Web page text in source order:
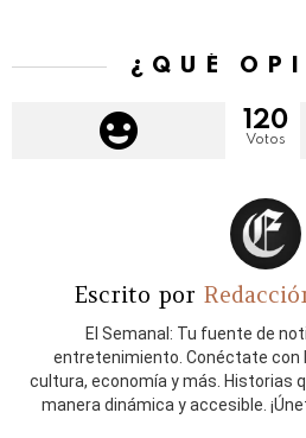
¿QUÉ
120
Votos
Escrito por
El Semanal: Tu fuente de
entretenimiento. Conéctate con
cultura, economía y más. Historias
manera dinámica y accesible.